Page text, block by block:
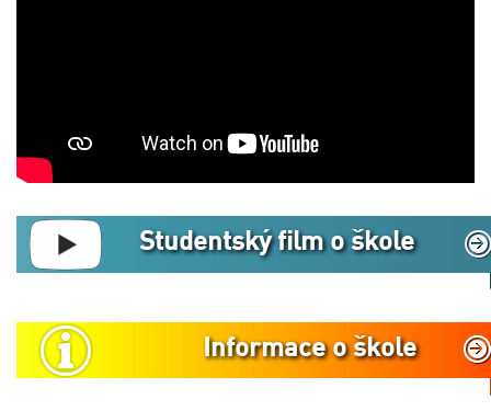
Studentský film o škole
Informace o škole